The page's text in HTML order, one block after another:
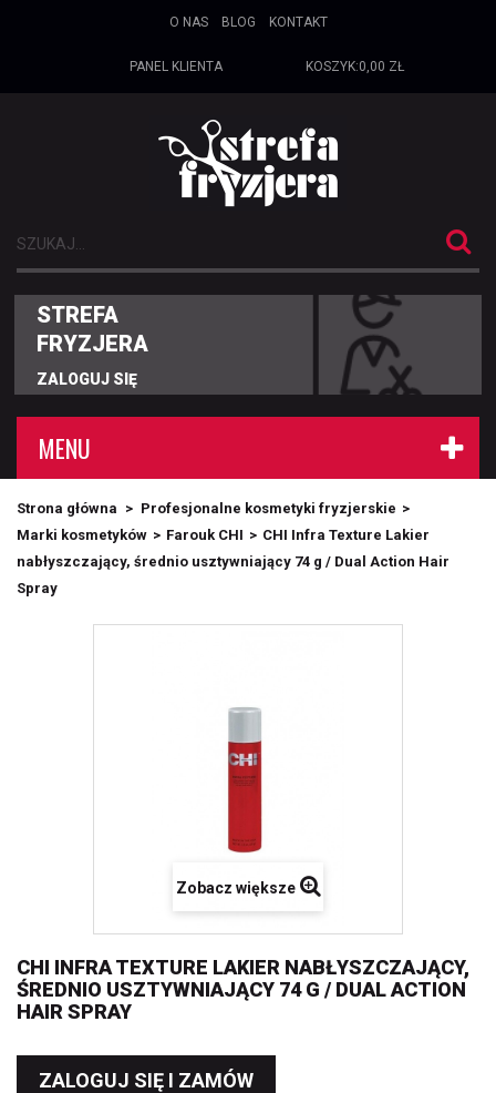
O NAS BLOG KONTAKT
KOSZYK:0,00 ZŁ
PANEL KLIENTA
STREFA
FRYZJERA
ZALOGUJ SIĘ
MENU
Strona główna > Profesjonalne kosmetyki fryzjerskie >
Marki kosmetyków > Farouk CHI > CHI Infra Texture Lakier
nabłyszczający, średnio usztywniający 74 g / Dual Action Hair
Spray
Zobacz większe
CHI INFRA TEXTURE LAKIER NABŁYSZCZAJĄCY,
ŚREDNIO USZTYWNIAJĄCY 74 G / DUAL ACTION
HAIR SPRAY
ZALOGUJ SIĘ I ZAMÓW